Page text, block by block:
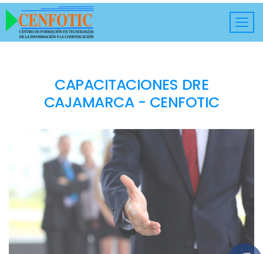
CAPACITACIONES DRE
CAJAMARCA - CENFOTIC